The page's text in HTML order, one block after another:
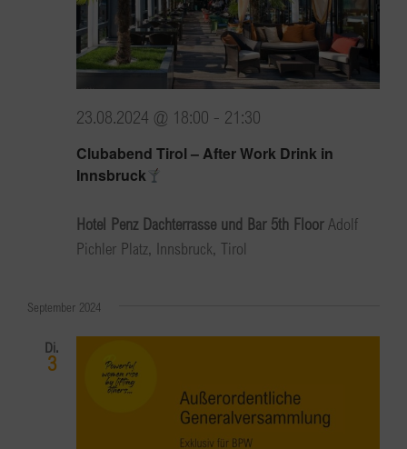
Clubabend Tirol – After Work Drink in
Innsbruck
23.08.2024 @ 18:00 - 21:30
Hotel Penz Dachterrasse und Bar 5th FloorAdolf
Pichler Platz, Innsbruck, Tirol
September 2024
Di.
3